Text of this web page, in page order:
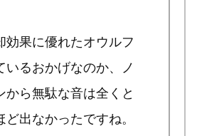
効果に優れたオウルフ
いるおかげなのか、ノ
から無駄な音は全くと
出なかったですね。